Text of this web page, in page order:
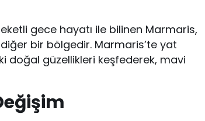
gece hayatı ile bilinen Marmaris,
bir bölgedir. Marmaris’te yat
doğal güzellikleri keşfederek, mavi